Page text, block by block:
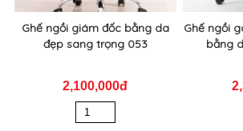
Ghế ngồi giám đốc bằng da
đẹp sang trọng 053
2,100,000đ
Ghế ngồi
bằng